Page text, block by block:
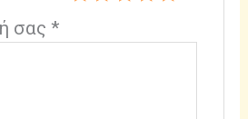
σας *